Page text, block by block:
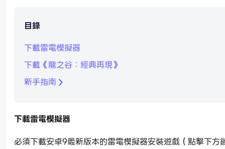
目錄
下載雷電模擬器
下載《龍之谷：經典再現》
新手指南
下載雷電模擬器
必須下載安卓9最新版本的雷電模擬器安裝遊戲（點擊下方